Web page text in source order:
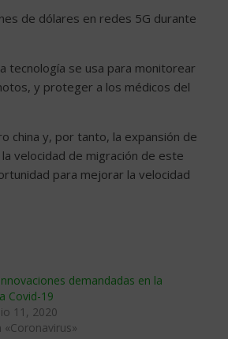
de dólares en redes 5G durante
tecnología se usa para monitorear
y proteger a los médicos del
china y, por tanto, la expansión de
velocidad de migración de este
para mejorar la velocidad
demandadas en la
Covid-19
11, 2020
«Coronavirus»